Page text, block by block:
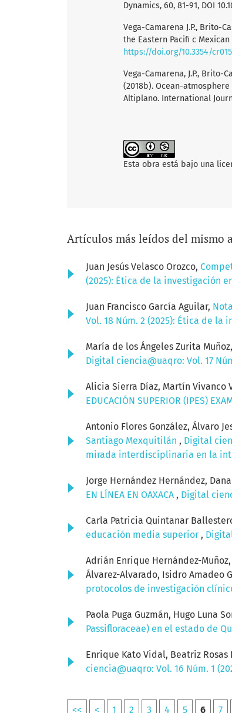
Dynamics, 60, 81-91, DOI
Vega-Camarena J.P., Brito-
the Eastern Pacifi c
https://doi.org/10.3354/
Vega-Camarena, J.P., Brito-
(2018b). Ocean-
Altiplano. International
Esta obra está bajo una
Artículos más leídos del mismo
Juan Jesús Velasco Orozco,
(2025): Ética de la investigación
Juan Francisco García Aguilar,
Vol. 18 Núm. 2 (2025): Ética de
María de los Ángeles Zurita
Digital ciencia@uaqro: Vol. 17
Alicia Sierra Díaz, Martín Vivanco
EDUCACIÓN SUPERIOR (IPES)
Antonio Flores González, Álvaro
Santiago Mexquitilán , Digital
mirada interdisciplinaria en la
Jorge Hernández Hernández,
EN LÍNEA EN OAXACA , Digital
Carla Patricia Quintanar
educación media superior ,
Adrián Enrique Hernández-
Álvarez-Alvarado, Isidro Amadeo
protocolos de investigación
Paola Puga Guzmán, Hugo Luna
Passifloraceae) en el estado de
Enrique Kato Vidal, Beatriz Rosas
ciencia@uaqro: Vol. 16 Núm. 1
<< < 1 2 3 4 5 6 7